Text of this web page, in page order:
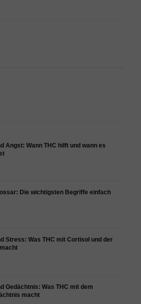
der
Angst: Wann THC hilft und wann es
Die wichtigsten Begriffe einfach
Stress: Was THC mit Cortisol und der
Gedächtnis: Was THC mit dem
macht